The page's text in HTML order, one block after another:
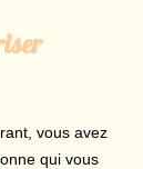
vous avez
qui vous